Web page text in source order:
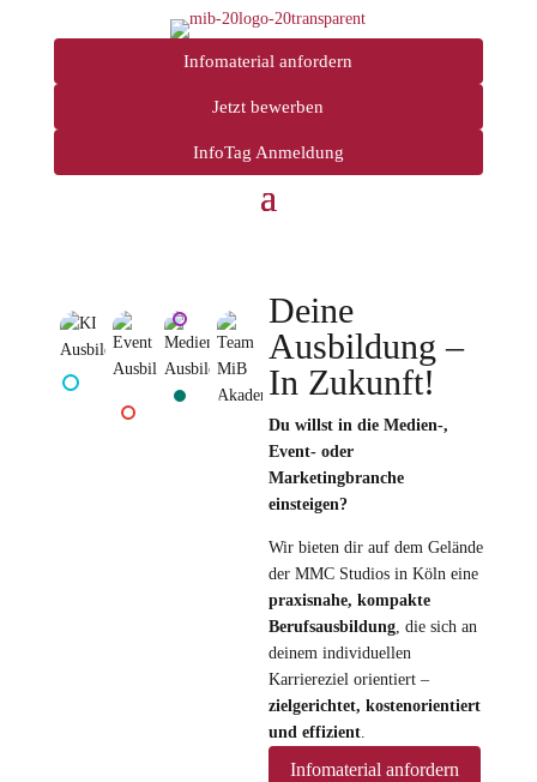
Infomaterial anfordern
Jetzt bewerben
InfoTag Anmeldung
Deine
Ausbildung –
In Zukunft!
Du willst in die Medien-,
Event- oder
Marketingbranche
einsteigen?
Wir bieten dir auf dem Gelände
der MMC Studios in Köln eine
praxisnahe, kompakte
Berufsausbildung, die sich an
deinem individuellen
Karriereziel orientiert –
zielgerichtet, kostenorientiert
und effizient.
Infomaterial anfordern